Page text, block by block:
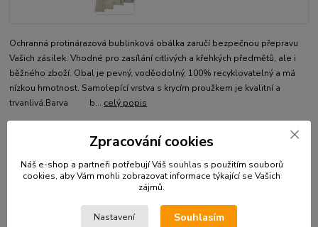
Ochranná protinárazová bublinková obálka zaručí bezpečnou přepravu
Vašich zásilek. Vhodné pro zasílání citlivých a křehkých předmětů, ale i
běžného zboží. Obal je pevný, voděodolný, 100% recyklovatelný a má
nízkou hmotnost. Samolepící vrstva s krycím proužkem je kvalitní a
trvanlivá.Barva b... celý popis
Skladem
Kč 199,00
Přidat do košíku
Zpracování cookies
Náš e-shop a partneři potřebují Váš souhlas s použitím souborů
cookies, aby Vám mohli zobrazovat informace týkající se Vašich
zájmů.
Nastavení Souhlasím